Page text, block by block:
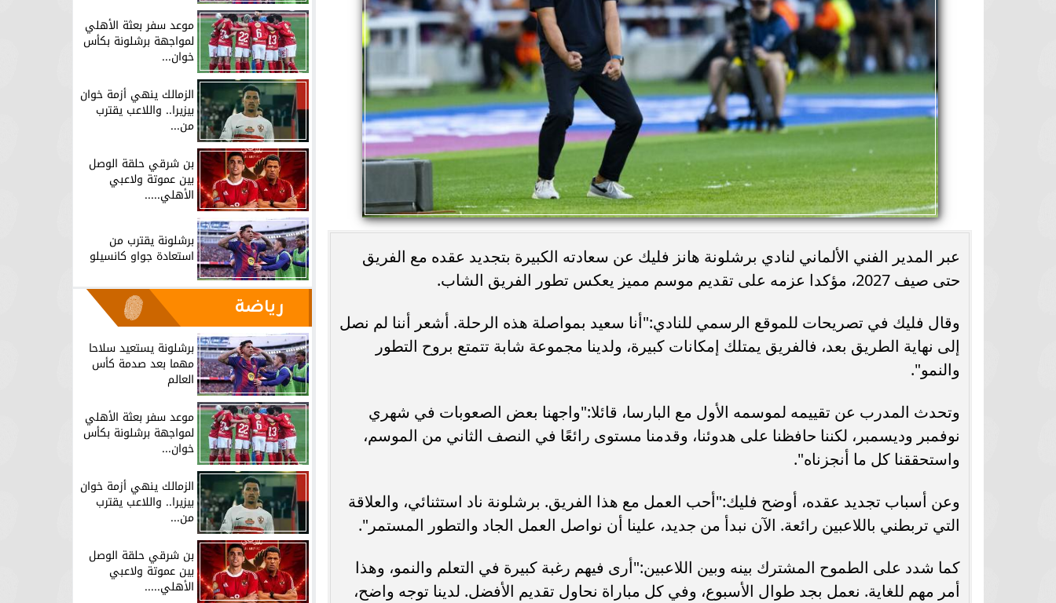
عبر المدير الفني الألماني لنادي برشلونة هانز فليك عن سعادته الكبيرة بتجديد عقده مع الفريق
حتى صيف 2027، مؤكدا عزمه على تقديم موسم مميز يعكس تطور الفريق الشاب.
وقال فليك في تصريحات للموقع الرسمي للنادي:"أنا سعيد بمواصلة هذه الرحلة. أشعر أننا لم نصل
إلى نهاية الطريق بعد، فالفريق يمتلك إمكانات كبيرة، ولدينا مجموعة شابة تتمتع بروح التطور
والنمو".
وتحدث المدرب عن تقييمه لموسمه الأول مع البارسا، قائلا:"واجهنا بعض الصعوبات في شهري
نوفمبر وديسمبر، لكننا حافظنا على هدوئنا، وقدمنا مستوى رائعًا في النصف الثاني من الموسم،
واستحققنا كل ما أنجزناه".
وعن أسباب تجديد عقده، أوضح فليك:"أحب العمل مع هذا الفريق. برشلونة ناد استثنائي، والعلاقة
التي تربطني باللاعبين رائعة. الآن نبدأ من جديد، علينا أن نواصل العمل الجاد والتطور المستمر".
كما شدد على الطموح المشترك بينه وبين اللاعبين:"أرى فيهم رغبة كبيرة في التعلم والنمو، وهذا
أمر مهم للغاية. نعمل بجد طوال الأسبوع، وفي كل مباراة نحاول تقديم الأفضل. لدينا توجه واضح،
موعد سفر بعثة الأهلي
لمواجهة برشلونة بكأس
خوان...
الزمالك ينهي أزمة خوان
بيزيرا.. واللاعب يقترب
من...
بن شرقي حلقة الوصل
بين عموتة ولاعبي
الأهلي.....
برشلونة يقترب من
استعادة جواو كانسيلو
رياضة
برشلونة يستعيد سلاحا
مهما بعد صدمة كأس
العالم
موعد سفر بعثة الأهلي
لمواجهة برشلونة بكأس
خوان...
الزمالك ينهي أزمة خوان
بيزيرا.. واللاعب يقترب
من...
بن شرقي حلقة الوصل
بين عموتة ولاعبي
الأهلي.....